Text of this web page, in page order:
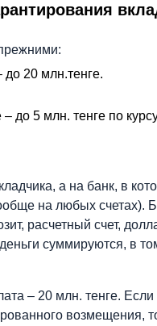
до 20 млн.тенге.
до 5 млн. тенге по
а на банк, в
на любых счетах).
расчетный счет,
суммируются, в
– 20 млн. тенге.
возмещения,